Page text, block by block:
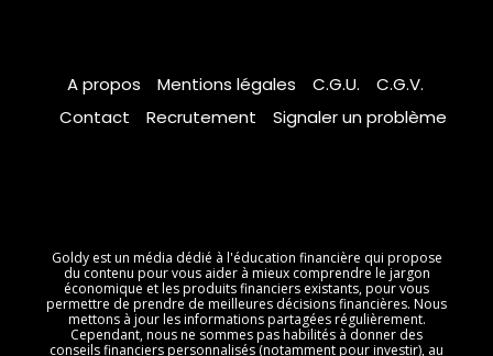
A propos Mentions légales C.G.U.
C.G.V.
Contact
Recrutement Signaler un problème
Goldy est un média dédié à l'éducation financière qui propose
du contenu pour vous aider à mieux comprendre le jargon
économique et les produits financiers existants, pour vous
permettre de prendre de meilleures décisions financières. Nous
mettons à jour les informations partagées régulièrement.
Cependant, nous ne sommes pas habilités à donner des
conseils financiers personnalisés (notamment pour investir), au